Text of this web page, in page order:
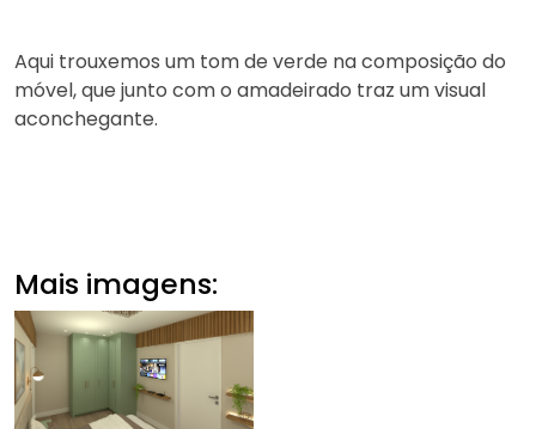
Aqui trouxemos um tom de verde na composição do
móvel, que junto com o amadeirado traz um visual
aconchegante.
Mais imagens: